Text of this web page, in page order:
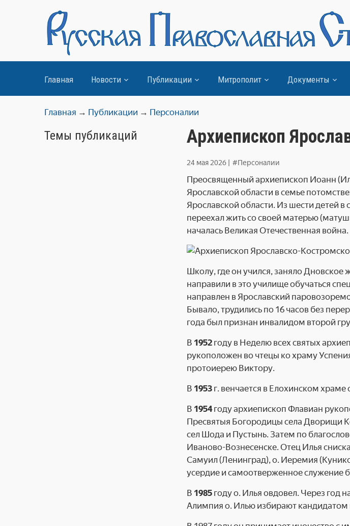
Главная Новости Публикации Митрополит Документы
Главная → Публикации → Персоналии
Темы публикаций Архиепископ
24 мая 2026 #Персоналии
Преосвященный архиепископ Иоанн
Ярославской области в семье
Ярославской области. Из шести детей
переехал жить со своей матерью
началась Великая Отечественная война.
Школу, где он учился, заняло
направили в это училище обучать­ся
направлен в Яро­славский
Бывало, трудились по 16 часов без
года был признан инвалидом второй
В 1952 году в Неделю всех святых
рукоположен во чтецы ко храму
протоиерею Виктору.
В 1953 г. венчается в Елохинском
В 1954году архиепископ Флавиан
Пресвятыя Богородицы села Дворищи
сел Шода и Пустынь. Затем по
Иваново-Вознесенске. Отец Илья
Самуил (Ле­нинград), о. Иеремия
усердие и самоотверженное служение
В 1985 году о. Илья овдовел. Через год
Алимпия о. Илью из­бирают кандидатом